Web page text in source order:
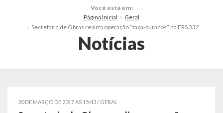
Histórico
Você está em:
Página Inicial
Geral
Secretaria de Obras realiza operação “tapa-buracos” na ERS 332
Notícias
20 DE MARÇO DE 2017 AS 15:43 / GERAL